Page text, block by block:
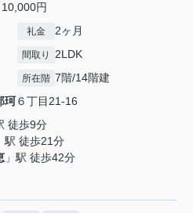
円
礼金 2ヶ月
間取り 2LDK
所在階 7階/14階建
珂６丁目21-16
徒歩9分
駅 徒歩21分
」駅 徒歩42分